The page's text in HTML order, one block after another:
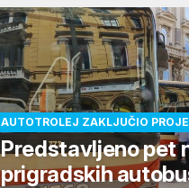
AUTOTROLEJ ZAKLJUČIO
Predstavljeno pet
prigradskih